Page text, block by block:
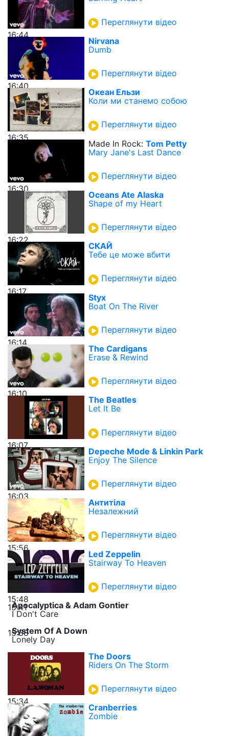
16:44
Переглянути відео
16:40
Nirvana
Dumb
Переглянути відео
16:35
Океан Ельзи
Коли ми станемо собою
Переглянути відео
16:30
Made In Rock: Tom Petty
Mary Jane's Last Dance
Переглянути відео
16:22
Oceans Ate Alaska
Shape of my Heart
Переглянути відео
16:17
СКАЙ
Тебе це може вбити
Переглянути відео
16:14
Styx
Boat On The River
Переглянути відео
16:10
The Cardigans
Erase & Rewind
Переглянути відео
16:07
The Beatles
Let It Be
Переглянути відео
16:03
Depeche Mode & Linkin Park
Enjoy The Silence
Переглянути відео
15:56
Антитіла
Незалежний
Переглянути відео
15:48
Led Zeppelin
Stairway To Heaven
Переглянути відео
15:41
Apocalyptica & Adam Gontier
I Don't Care
15:38
System Of A Down
Lonely Day
15:34
The Doors
Riders On The Storm
Переглянути відео
Cranberries
Zombie